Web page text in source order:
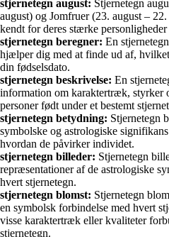
stjernetegn august: Stjernetegn
august) og Jomfruer (23. august –
kendt for deres stærke
stjernetegn beregner: En
hjælper dig med at finde ud af,
din fødselsdato.
stjernetegn beskrivelse: En
information om karaktertræk, styrker
personer født under et bestemt
stjernetegn betydning: Stjernetegn
symbolske og astrologiske
hvordan de påvirker individet.
stjernetegn billeder: Stjernetegn
repræsentationer af de astrologiske
hvert stjernetegn.
stjernetegn blomst: Stjernetegn
en symbolsk forbindelse med hvert
visse karaktertræk eller kvaliteter
stjernetegn.